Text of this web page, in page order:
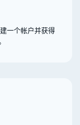
一个帐户并获得